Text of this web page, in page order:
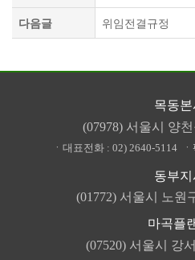
다음글 위임전결규정
목동
(07978) 서울시 양
ㆍ대표전화 : 02) 2640-5114 ㆍ
동부
(01772) 서울시 노원
마곡플
(07520) 서울시 강